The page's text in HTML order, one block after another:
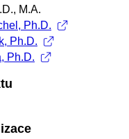
M.A.
Ph.D.
Ph.D.
Ph.D.